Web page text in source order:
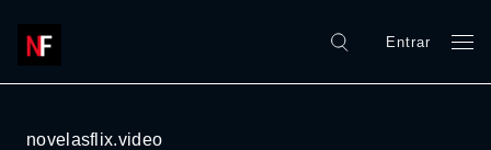
Entrar
novelasflix.video